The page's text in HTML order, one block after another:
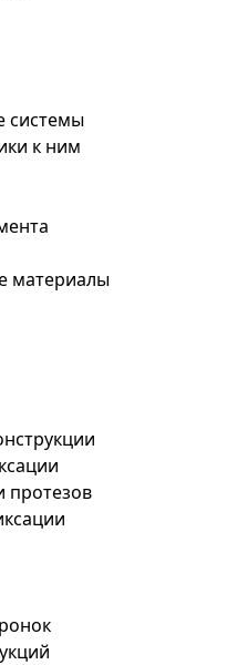
системы
к ним
материалы
протезов